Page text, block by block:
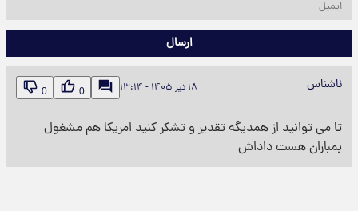
ارسال
ناشناس ۱۸ تیر ۱۴۰۵ - ۱۳:۱۴ 0
0
تا می توانید از همدیگه تقدیر و تشکر کنید امریکا هم مشغول
بمباران هست داداش